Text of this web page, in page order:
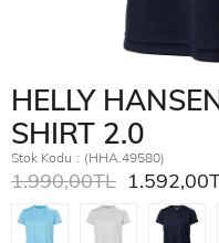
HELLY
SHIRT 2.0
Stok Kodu (HHA.49580)
1.990,00TL